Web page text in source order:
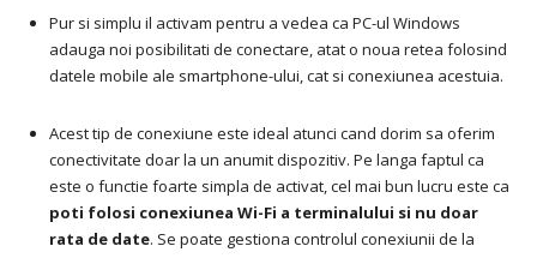
Pur si simplu il activam pentru a vedea ca PC-ul Windows
adauga noi posibilitati de conectare, atat o noua retea folosind
datele mobile ale smartphone-ului, cat si conexiunea acestuia.
Acest tip de conexiune este ideal atunci cand dorim sa oferim
conectivitate doar la un anumit dispozitiv. Pe langa faptul ca
este o functie foarte simpla de activat, cel mai bun lucru este ca
poti folosi conexiunea Wi-Fi a terminalului si nu doar
rata de date. Se poate gestiona controlul conexiunii de la